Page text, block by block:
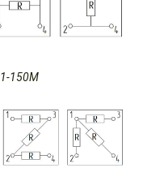
150М